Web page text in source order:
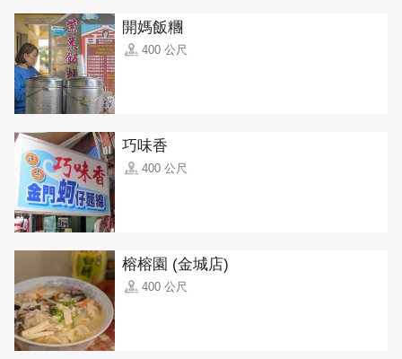
開媽飯糰
400 公尺
巧味香
400 公尺
榕榕園 (金城店)
400 公尺